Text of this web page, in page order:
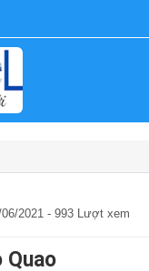
2021 - 993 Lượt xem
Quao